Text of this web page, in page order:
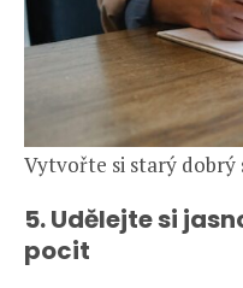
Vytvořte si starý dobrý
5. Udělejte si
pocit